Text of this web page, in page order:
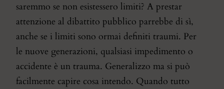
saremmo se non esistessero limiti? A prestar
attenzione al dibattito pubblico parrebbe di sì,
anche se i limiti sono ormai definiti traumi. Per
le nuove generazioni, qualsiasi impedimento o
accidente è un trauma. Generalizzo ma si può
facilmente capire cosa intendo. Quando tutto